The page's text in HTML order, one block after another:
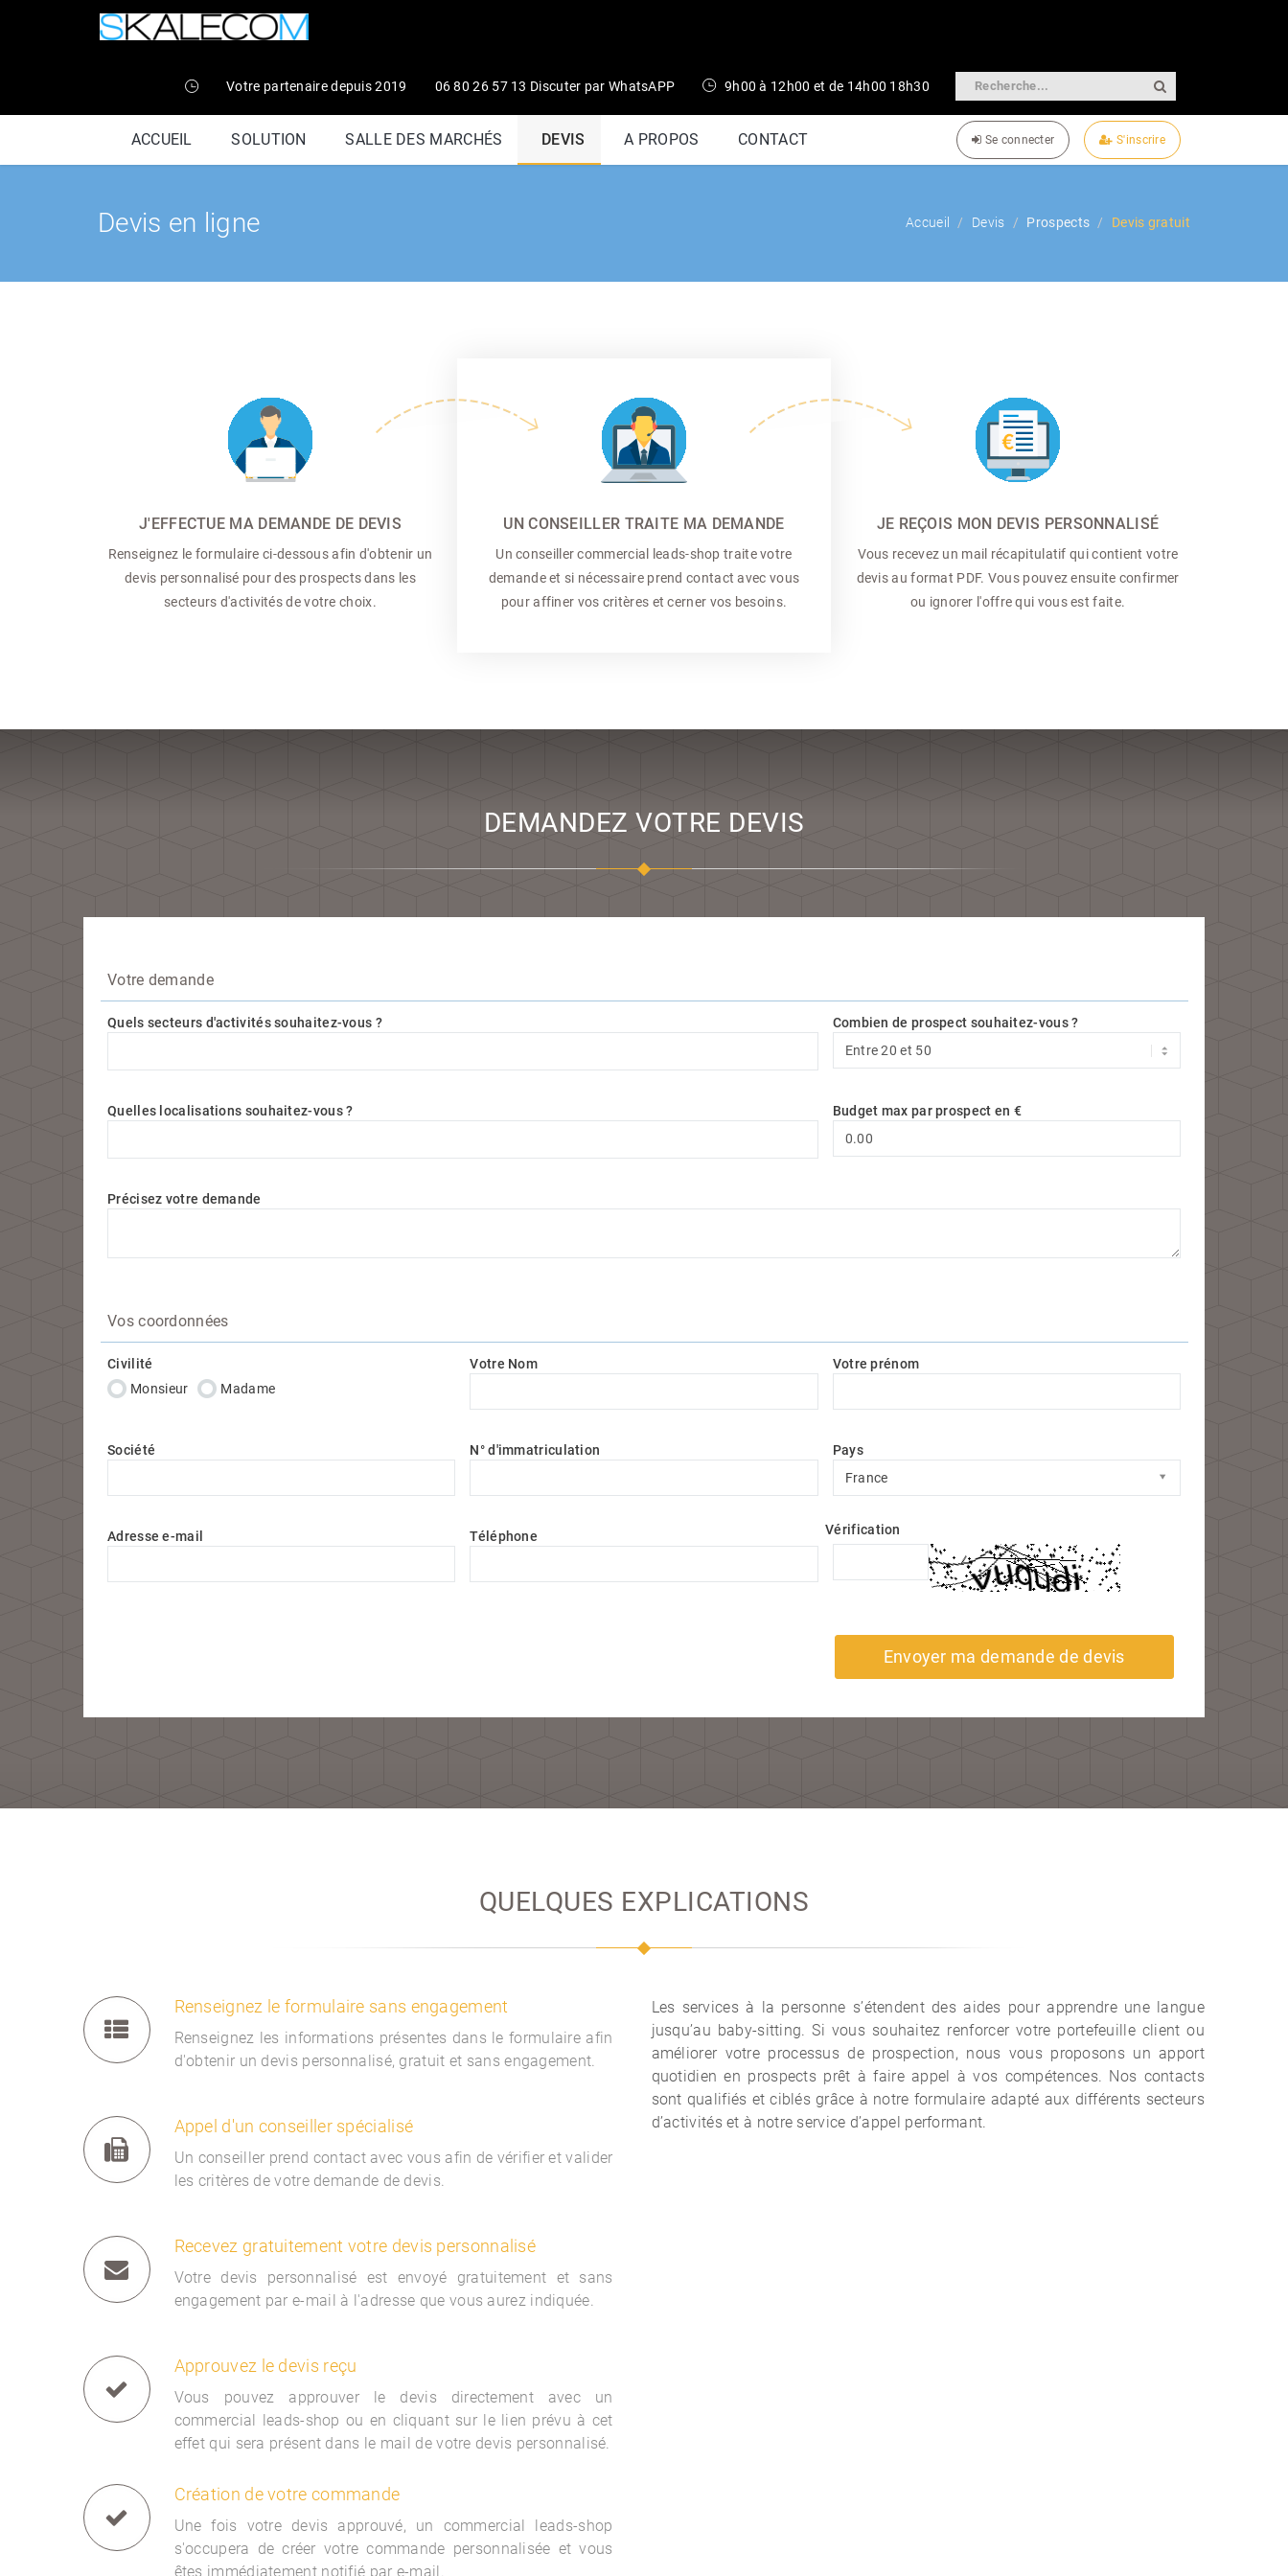
Votre partenaire depuis 2019 06 80 26 57 13 Discuter par WhatsAPP 9h00 à 12h00 et de 14h00 18h30
ACCUEIL SOLUTION SALLE DES MARCHÉS DEVIS A PROPOS CONTACT S'inscrire
Se connecter
Devis en ligne Accueil Devis Prospects Devis gratuit
J'EFFECTUE MA DEMANDE DE DEVIS
Renseignez le formulaire ci-dessous afin d'obtenir un
devis personnalisé pour des prospects dans les
secteurs d'activités de votre choix.
UN CONSEILLER TRAITE MA DEMANDE
Un conseiller commercial
leads-shop traite votre
demande et si nécessaire prend contact avec vous
pour affiner vos critères et cerner vos besoins.
JE REÇOIS MON DEVIS PERSONNALISÉ
Vous recevez un mail récapitulatif qui contient votre
devis au format PDF. Vous pouvez ensuite confirmer
ou ignorer l'offre qui vous est faite.
DEMANDEZ VOTRE DEVIS
Votre demande
Quels secteurs d'activités souhaitez-vous ?
Combien de prospect souhaitez-vous ?
Quelles localisations souhaitez-vous ?
Budget max par prospect en €
Précisez votre demande
Vos coordonnées
Civilité
Monsieur
Madame
Votre Nom Votre prénom
Société N° d'immatriculation
Pays
France
Pays
Adresse e-mail Téléphone Vérification
Envoyer ma demande de devis
QUELQUES EXPLICATIONS
Renseignez le formulaire sans engagement
Renseignez les informations présentes dans le formulaire afin
d'obtenir un devis personnalisé, gratuit et sans engagement.
Appel d'un conseiller spécialisé
Un conseiller prend contact avec vous afin de vérifier et valider
les critères de votre demande de devis.
Recevez gratuitement votre devis personnalisé
Votre devis personnalisé est envoyé gratuitement et sans
engagement par e-mail à l'adresse que vous aurez indiquée.
Approuvez le devis reçu
Vous pouvez approuver le devis directement avec un
commercial leads-shop ou en cliquant sur le lien prévu à cet
effet qui sera présent dans le mail de votre devis personnalisé.
Création de votre commande
Une fois votre devis approuvé, un commercial leads-shop
s'occupera de créer votre commande personnalisée et vous
êtes immédiatement notifié par e-mail.
Les services à la personne s’étendent des aides pour apprendre une langue
jusqu’au baby-sitting. Si vous souhaitez renforcer votre portefeuille client ou
améliorer votre processus de prospection, nous vous proposons un apport
quotidien en prospects prêt à faire appel à vos compétences. Nos contacts
sont qualifiés et ciblés grâce à notre formulaire adapté aux différents secteurs
d’activités et à notre service d’appel performant.